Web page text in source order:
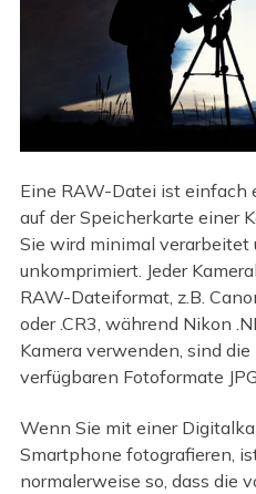
Eine RAW-Datei ist einfach
auf der Speicherkarte einer
Sie wird minimal verarbeitet
unkomprimiert. Jeder
RAW-Dateiformat, z.B.
oder .CR3, während Nikon
Kamera verwenden, sind
verfügbaren Fotoformate
Wenn Sie mit einer
Smartphone fotografieren,
normalerweise so, dass die